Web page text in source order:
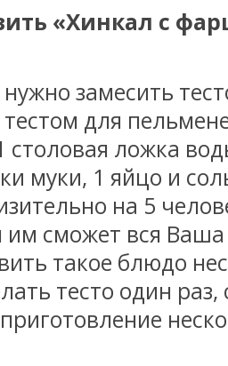
«Хинкал с
замесить
для
столовая ложка
муки, 1 яйцо и
на 5
им сможет вся
такое блюдо
тесто один